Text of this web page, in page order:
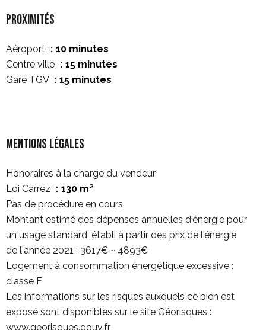
Proximités
Aéroport
10 minutes
Centre ville
15 minutes
Gare TGV
15 minutes
Mentions légales
Honoraires à la charge du vendeur
Loi Carrez
130 m²
Pas de procédure en cours
Montant estimé des dépenses annuelles d'énergie pour
un usage standard, établi à partir des prix de l'énergie
de l'année 2021 : 3617€ ~ 4893€
Logement à consommation énergétique excessive :
classe F
Les informations sur les risques auxquels ce bien est
exposé sont disponibles sur le site Géorisques :
www.georisques.gouv.fr